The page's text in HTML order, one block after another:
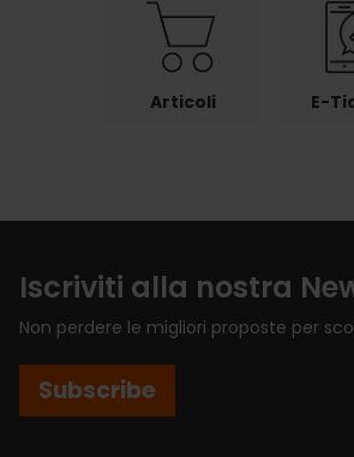
Articoli E-
Iscriviti alla nostra
Non perdere le migliori proposte per
Subscribe